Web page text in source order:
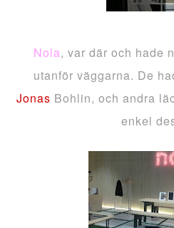
Nola, var där och hade
utanför väggarna. De
Jonas Bohlin, och andra
enkel